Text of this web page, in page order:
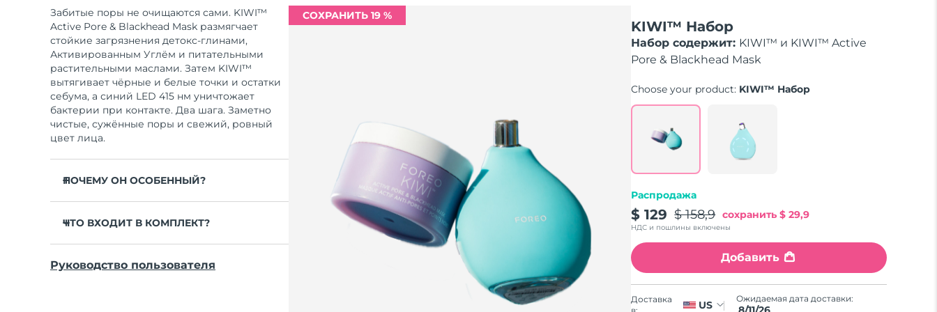
СОХРАНИТЬ 19 %
KIWI™ Набор
Набор содержит: KIWI™ и KIWI™ Active
Pore & Blackhead Mask
Choose your product: KIWI™ Набор
Распродажа
$ 129 $ 158,9 сохранить $ 29,9
НДС и пошлины включены
Добавить
Доставка
US Ожидаемая дата доставки:
Забитые поры не очищаются сами. KIWI™
Active Pore & Blackhead Mask размягчает
стойкие загрязнения детокс-глинами,
Активированным Углём и питательными
растительными маслами. Затем KIWI™
вытягивает чёрные и белые точки и остатки
себума, а синий LED 415 нм уничтожает
бактерии при контакте. Два шага. Заметно
чистые, сужённые поры и свежий, ровный
цвет лица.
ПОЧЕМУ ОН ОСОБЕННЫЙ?
вытягивают себум, бактерии и грязь ещё
размягчают пробки в порах для лёгкого и
ЧТО ВХОДИТ В КОМПЛЕКТ?
KIWI™ Active Pore & Blackhead Mask
Руководство пользователя